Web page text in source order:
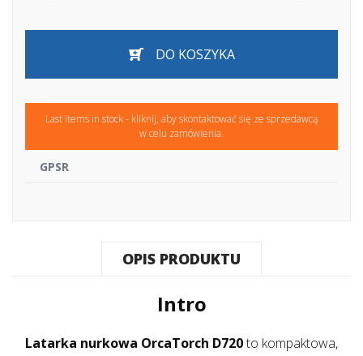
DO KOSZYKA
Last items in stock - kliknij, aby skontaktować się ze sprzedawcą
w celu zamówienia.
GPSR
OPIS PRODUKTU
Intro
Latarka nurkowa OrcaTorch D720to kompaktowa,